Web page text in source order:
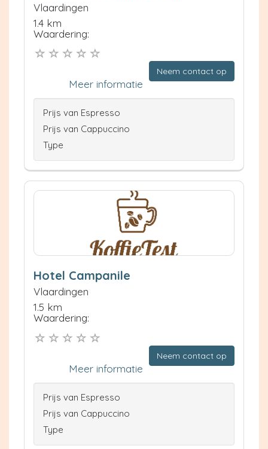
Vlaardingen
1.4 km
Waardering:
Neem contact op
Meer informatie
Prijs van Espresso
Prijs van Cappuccino
Type
Hotel Campanile
Vlaardingen
1.5 km
Waardering:
Neem contact op
Meer informatie
Prijs van Espresso
Prijs van Cappuccino
Type